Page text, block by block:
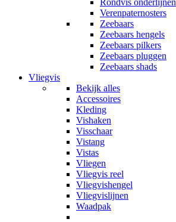
Rondvis onderlijnen
Verenpaternosters
Zeebaars
Zeebaars hengels
Zeebaars pilkers
Zeebaars pluggen
Zeebaars shads
Vliegvis
Bekijk alles
Accessoires
Kleding
Vishaken
Visschaar
Vistang
Vistas
Vliegen
Vliegvis reel
Vliegvishengel
Vliegvislijnen
Waadpak